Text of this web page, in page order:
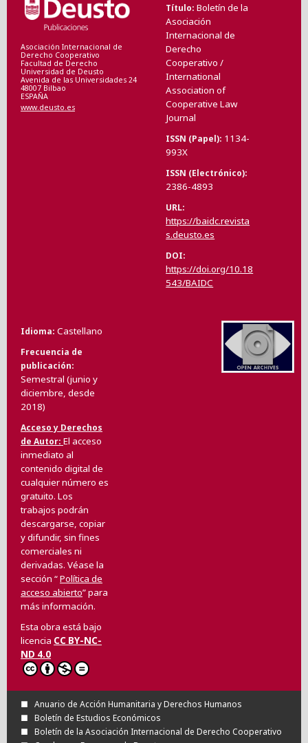
Asociación Internacional de
Derecho Cooperativo
Facultad de Derecho
Universidad de Deusto
Avenida de las Universidades 24
48007 Bilbao
ESPAÑA
www.deusto.es
Título Boletín de la
Asociación
Internacional de
Derecho
Cooperativo /
International
Association of
Cooperative Law
Journal
ISSN (Papel) 1134-
993X
ISSN (Electrónico)
2386-4893
URL
https://baidc.revista
s.deusto.es
DOI
https://doi.org/10.18
543/BAIDC
Idioma Castellano
Frecuencia de
publicación
Semestral (junio y
diciembre, desde
2018)
Acceso y Derechos
de Autor El acceso
inmediato al
contenido digital de
cualquier número es
gratuito. Los
trabajos podrán
descargarse, copiar
y difundir, sin fines
comerciales ni
derivadas. Véase la
sección “Política de
acceso abierto” para
más información.
Esta obra está bajo
licencia CC BY-NC-
ND 4.0
Anuario de Acción Humanitaria y Derechos Humanos
Boletín de Estudios Económicos
Boletín de la Asociación Internacional de Derecho Cooperativo